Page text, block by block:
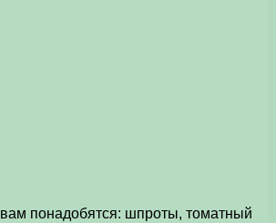
понадобятся: шпроты, томатный